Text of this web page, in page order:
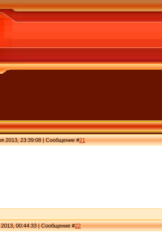
2013, 23:39:08 | Сообщение #21
00:44:33 | Сообщение #22